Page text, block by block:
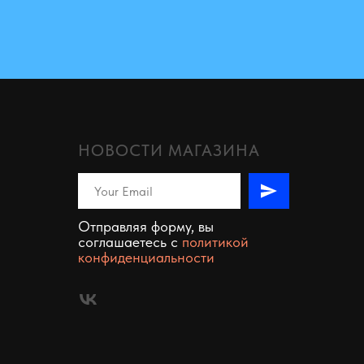
НОВОСТИ МАГАЗИНА
Отправляя форму, вы
соглашаетесь c политикой
конфиденциальности